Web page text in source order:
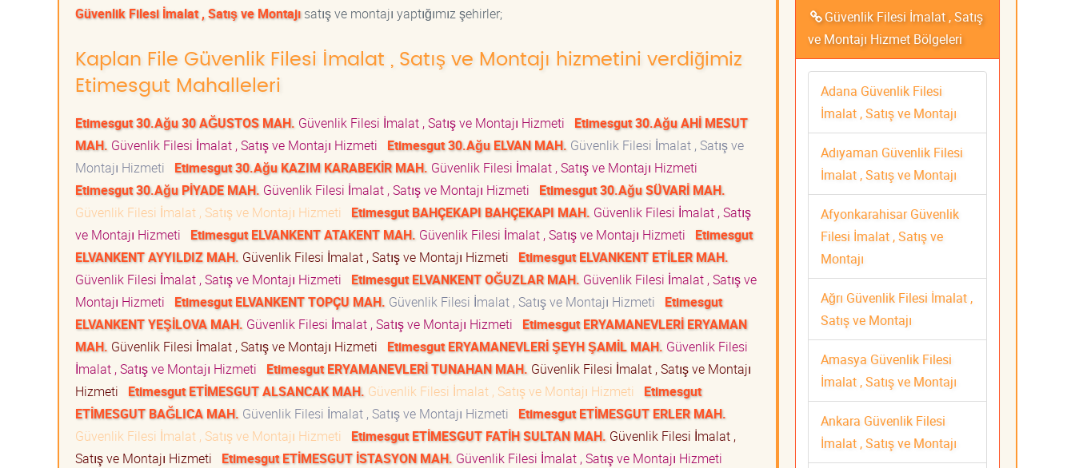
Güvenlik Filesi İmalat , Satış ve Montajısatış ve montajı yaptığımız şehirler;
Kaplan File Güvenlik Filesi İmalat , Satış ve Montajı hizmetini verdiğimiz
Etimesgut Mahalleleri
Etimesgut 30.Ağu 30 AĞUSTOS MAH. Güvenlik Filesi İmalat , Satış ve Montajı Hizmeti
Etimesgut 30.Ağu AHİ MESUT
MAH. Güvenlik Filesi İmalat , Satış ve Montajı Hizmeti Etimesgut 30.Ağu ELVAN MAH. Güvenlik Filesi İmalat , Satış ve
Montajı Hizmeti
Etimesgut 30.Ağu KAZIM KARABEKİR MAH. Güvenlik Filesi İmalat , Satış ve Montajı Hizmeti
Etimesgut 30.Ağu PİYADE MAH. Güvenlik Filesi İmalat , Satış ve Montajı Hizmeti
Etimesgut 30.Ağu SÜVARİ MAH.
Güvenlik Filesi İmalat , Satış ve Montajı Hizmeti
Etimesgut BAHÇEKAPI BAHÇEKAPI MAH. Güvenlik Filesi İmalat , Satış
ve Montajı Hizmeti
Etimesgut ELVANKENT ATAKENT MAH. Güvenlik Filesi İmalat , Satış ve Montajı Hizmeti
Etimesgut
ELVANKENT AYYILDIZ MAH. Güvenlik Filesi İmalat , Satış ve Montajı Hizmeti
Etimesgut ELVANKENT ETİLER MAH.
Güvenlik Filesi İmalat , Satış ve Montajı Hizmeti
Etimesgut ELVANKENT OĞUZLAR MAH. Güvenlik Filesi İmalat , Satış ve
Montajı Hizmeti
Etimesgut ELVANKENT TOPÇU MAH. Güvenlik Filesi İmalat , Satış ve Montajı Hizmeti
Etimesgut
ELVANKENT YEŞİLOVA MAH. Güvenlik Filesi İmalat , Satış ve Montajı Hizmeti
Etimesgut ERYAMANEVLERİ ERYAMAN
MAH. Güvenlik Filesi İmalat , Satış ve Montajı Hizmeti Etimesgut ERYAMANEVLERİ ŞEYH ŞAMİL MAH. Güvenlik Filesi
İmalat , Satış ve Montajı Hizmeti
Etimesgut ERYAMANEVLERİ TUNAHAN MAH. Güvenlik Filesi İmalat , Satış ve Montajı
Hizmeti
Etimesgut ETİMESGUT ALSANCAK MAH. Güvenlik Filesi İmalat , Satış ve Montajı Hizmeti
Etimesgut
ETİMESGUT BAĞLICA MAH. Güvenlik Filesi İmalat , Satış ve Montajı Hizmeti
Etimesgut ETİMESGUT ERLER MAH.
Güvenlik Filesi İmalat , Satış ve Montajı Hizmeti
Etimesgut ETİMESGUT FATİH SULTAN MAH. Güvenlik Filesi İmalat ,
Satış ve Montajı Hizmeti
Etimesgut ETİMESGUT İSTASYON MAH. Güvenlik Filesi İmalat , Satış ve Montajı Hizmeti
Güvenlik Filesi İmalat , Satış
ve Montajı Hizmet Bölgeleri
Adana Güvenlik Filesi
İmalat , Satış ve Montajı
Adıyaman Güvenlik Filesi
İmalat , Satış ve Montajı
Afyonkarahisar Güvenlik
Filesi İmalat , Satış ve
Montajı
Ağrı Güvenlik Filesi İmalat ,
Satış ve Montajı
Amasya Güvenlik Filesi
İmalat , Satış ve Montajı
Ankara Güvenlik Filesi
İmalat , Satış ve Montajı